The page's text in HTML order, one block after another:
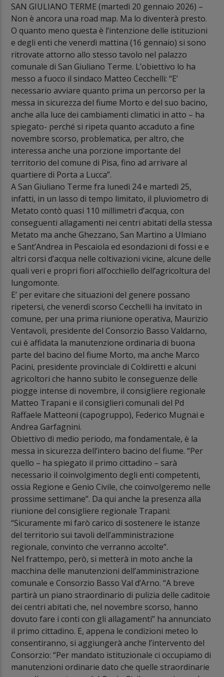
SAN GIULIANO TERME (martedì 20 gennaio 2026) –
Non è ancora una road map. Ma lo diventerà presto.
O quanto meno questa è l’intenzione delle istituzioni
e degli enti che venerdì mattina (16 gennaio) si sono
ritrovate attorno allo stesso tavolo nel palazzo
comunale di San Giuliano Terme. L’obiettivo lo ha
messo a fuoco il sindaco Matteo Cecchelli: “E’
necessario avviare quanto prima un percorso per la
messa in sicurezza del fiume Morto e del suo bacino,
anche alla luce dei cambiamenti climatici in atto – ha
spiegato- perché si ripeta quanto accaduto a fine
novembre scorso, problematica, per altro, che
interessa anche una porzione importante del
territorio del comune di Pisa, fino ad arrivare al
quartiere di Porta a Lucca”.
A San Giuliano Terme fra lunedì 24 e martedì 25,
infatti, in un lasso di tempo limitato, il pluviometro di
Metato contò quasi 110 millimetri d’acqua, con
conseguenti allagamenti nei centri abitati della stessa
Metato ma anche Ghezzano, San Martino a Ulmiano
e Sant’Andrea in Pescaiola ed esondazioni di fossi e e
altri corsi d’acqua nelle coltivazioni vicine, alcune delle
quali veri e propri fiori all’occhiello dell’agricoltura del
lungomonte.
E’ per evitare che situazioni del genere possano
ripetersi, che venerdì scorso Cecchelli ha invitato in
comune, per una prima riunione operativa, Maurizio
Ventavoli, presidente del Consorzio Basso Valdarno,
cui è affidata la manutenzione ordinaria di buona
parte del bacino del fiume Morto, ma anche Marco
Pacini, presidente provinciale di Coldiretti e alcuni
agricoltori che hanno subito le conseguenze delle
piogge intense di novembre, il consigliere regionale
Matteo Trapani e il consiglieri comunali del Pd
Raffaele Matteoni (capogruppo), Federico Mugnai e
Andrea Garfagnini.
Obiettivo di medio periodo, ma fondamentale, è la
messa in sicurezza dell’intero bacino del fiume. “Per
quello – ha spiegato il primo cittadino – sarà
necessario il coinvolgimento degli enti competenti,
ossia Regione e Genio Civile, che coinvolgeremo nelle
prossime settimane”. Da qui anche la presenza alla
riunione del consigliere regionale Trapani:
“Sicuramente mi farò carico di sostenere le istanze
del territorio sui tavoli dell’amministrazione
regionale, convinto che verranno accolte”.
Nel frattempo, però, si metterà in moto anche la
macchina delle manutenzioni dell’amministrazione
comunale e Consorzio Basso Val d’Arno. “A breve
partirà un piano straordinario di pulizia delle caditoie
dei centri abitati che, nel novembre scorso, hanno
dovuto fare i conti con gli allagamenti” ha annunciato
il primo cittadino. E, appena le condizioni meteo lo
consentiranno, si aggiungerà anche l’intervento del
Consorzio: “Per mandato istituzionale ci occupiamo di
manutenzioni ordinarie dato che quelle straordinarie